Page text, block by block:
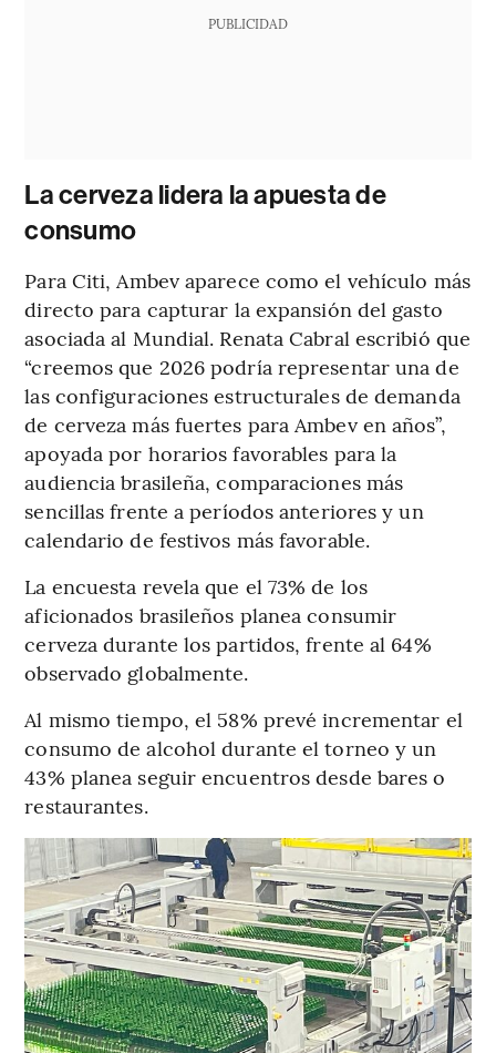
PUBLICIDAD
La cerveza lidera la apuesta de
consumo
Para Citi, Ambev aparece como el vehículo más
directo para capturar la expansión del gasto
asociada al Mundial. Renata Cabral escribió que
“creemos que 2026 podría representar una de
las configuraciones estructurales de demanda
de cerveza más fuertes para Ambev en años”,
apoyada por horarios favorables para la
audiencia brasileña, comparaciones más
sencillas frente a períodos anteriores y un
calendario de festivos más favorable.
La encuesta revela que el 73% de los
aficionados brasileños planea consumir
cerveza durante los partidos, frente al 64%
observado globalmente.
Al mismo tiempo, el 58% prevé incrementar el
consumo de alcohol durante el torneo y un
43% planea seguir encuentros desde bares o
restaurantes.